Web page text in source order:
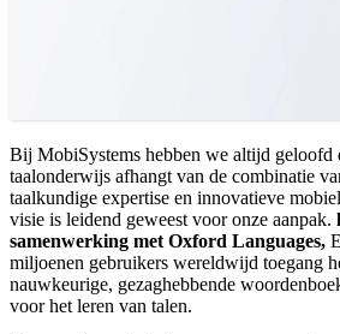
Bij MobiSystems hebben we altijd geloofd
taalonderwijs afhangt van de combinatie
taalkundige expertise en innovatieve
visie is leidend geweest voor onze aanpak.
samenwerking met Oxford Languages,
miljoenen gebruikers wereldwijd toegang
nauwkeurige, gezaghebbende
voor het leren van talen.